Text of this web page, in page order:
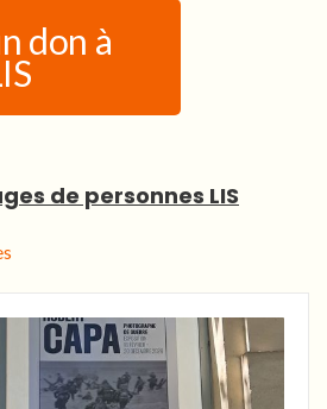
don à
de personnes LIS